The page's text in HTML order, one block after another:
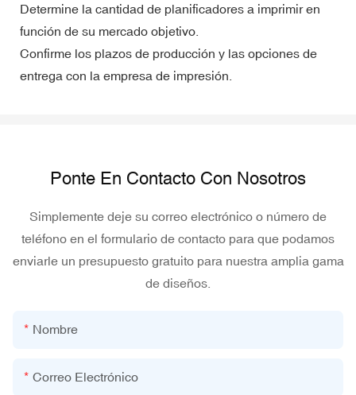
Determine la cantidad de planificadores a imprimir en
función de su mercado objetivo.
Confirme los plazos de producción y las opciones de
entrega con la empresa de impresión.
Ponte En Contacto Con Nosotros
Simplemente deje su correo electrónico o número de
teléfono en el formulario de contacto para que podamos
enviarle un presupuesto gratuito para nuestra amplia gama
de diseños.
Nombre
Correo Electrónico